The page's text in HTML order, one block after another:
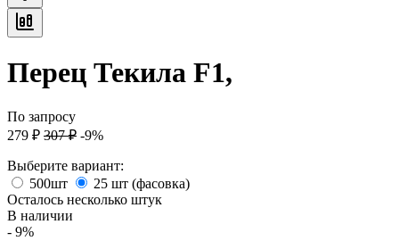
Перец Текила F1,
По запросу
279 ₽ 307 ₽ -9%
Выберите вариант:
500шт
25 шт (фасовка)
Осталось несколько штук
В наличии
- 9%